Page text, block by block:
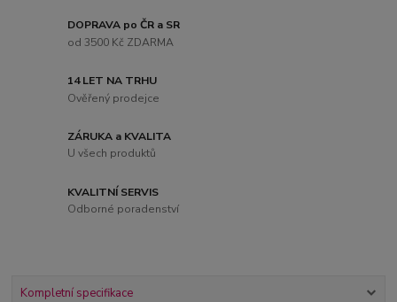
DOPRAVA po ČR a SR
od 3500 Kč ZDARMA
14 LET NA TRHU
Ověřený prodejce
ZÁRUKA a KVALITA
U všech produktů
KVALITNÍ SERVIS
Odborné poradenství
Kompletní specifikace